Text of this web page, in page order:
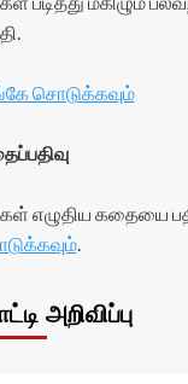
சொடுக்கவும்
எழுதிய கதையை
.
அறிவிப்பு